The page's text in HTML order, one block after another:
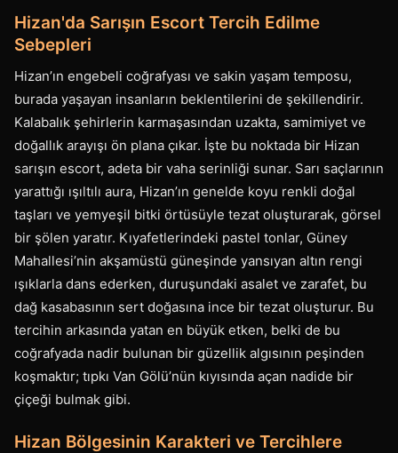
Hizan'da Sarışın Escort Tercih Edilme
Sebepleri
Hizan’ın engebeli coğrafyası ve sakin yaşam temposu,
burada yaşayan insanların beklentilerini de şekillendirir.
Kalabalık şehirlerin karmaşasından uzakta, samimiyet ve
doğallık arayışı ön plana çıkar. İşte bu noktada bir Hizan
sarışın escort, adeta bir vaha serinliği sunar. Sarı saçlarının
yarattığı ışıltılı aura, Hizan’ın genelde koyu renkli doğal
taşları ve yemyeşil bitki örtüsüyle tezat oluşturarak, görsel
bir şölen yaratır. Kıyafetlerindeki pastel tonlar, Güney
Mahallesi’nin akşamüstü güneşinde yansıyan altın rengi
ışıklarla dans ederken, duruşundaki asalet ve zarafet, bu
dağ kasabasının sert doğasına ince bir tezat oluşturur. Bu
tercihin arkasında yatan en büyük etken, belki de bu
coğrafyada nadir bulunan bir güzellik algısının peşinden
koşmaktır; tıpkı Van Gölü’nün kıyısında açan nadide bir
çiçeği bulmak gibi.
Hizan Bölgesinin Karakteri ve Tercihlere